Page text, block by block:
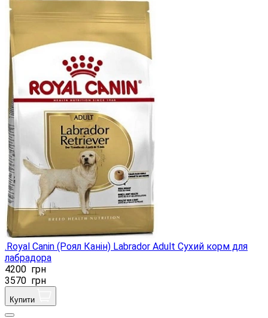
.Royal Canin (Роял Канін) Labrador Adult Сухий корм для
лабрадора
4200 грн
3570 грн
Купити